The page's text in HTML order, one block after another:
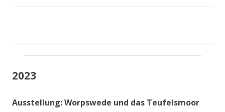
2023
Ausstellung: Worpswede und das Teufelsmoor